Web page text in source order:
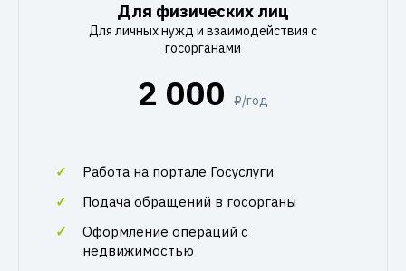
Для физических лиц
Для личных нужд и взаимодействия с
госорганами
2 000 ₽/год
Работа на портале Госуслуги
Подача обращений в госорганы
Оформление операций с
недвижимостью